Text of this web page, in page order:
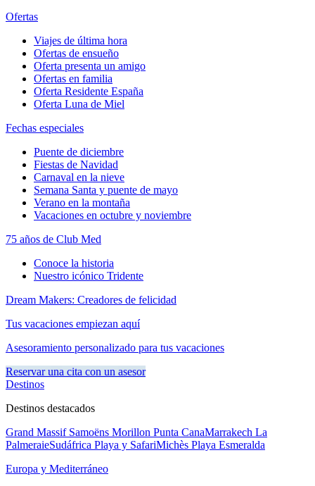
Ofertas
Viajes de última hora
Ofertas de ensueño
Oferta presenta un amigo
Ofertas en familia
Oferta Residente España
Oferta Luna de Miel
Fechas especiales
Puente de diciembre
Fiestas de Navidad
Carnaval en la nieve
Semana Santa y puente de mayo
Verano en la montaña
Vacaciones en octubre y noviembre
75 años de Club Med
Conoce la historia
Nuestro icónico Tridente
Dream Makers: Creadores de felicidad
Tus vacaciones empiezan aquí
Asesoramiento personalizado para tus vacaciones
Reservar una cita con un asesor
Destinos
Destinos destacados
Grand Massif Samoëns Morillon Punta CanaMarrakech La
PalmeraieSudáfrica Playa y SafariMichès Playa Esmeralda
Europa y Mediterráneo